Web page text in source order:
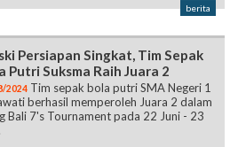
berita
Persiapan Singkat, Tim Sepak
Putri Suksma Raih Juara 2
2024 Tim sepak bola putri SMA Negeri 1
berhasil memperoleh Juara 2 dalam
Bali 7's Tournament pada 22 Juni - 23